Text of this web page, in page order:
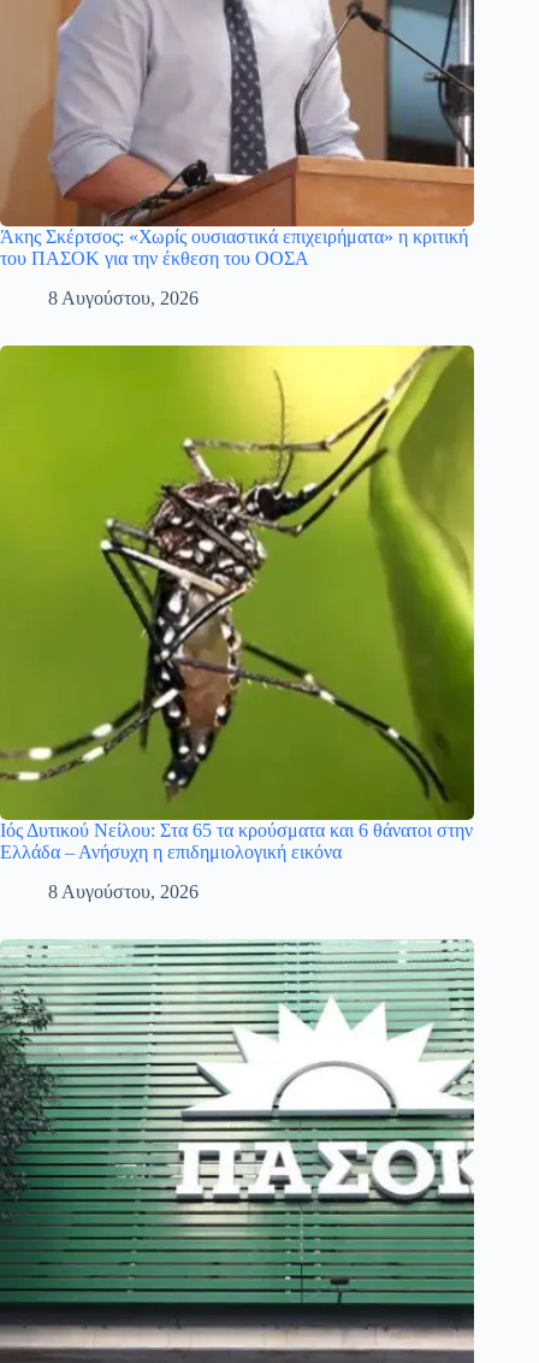
Άκης Σκέρτσος: «Χωρίς ουσιαστικά επιχειρήματα» η κριτική
του ΠΑΣΟΚ για την έκθεση του ΟΟΣΑ
8 Αυγούστου, 2026
Ιός Δυτικού Νείλου: Στα 65 τα κρούσματα και 6 θάνατοι στην
Ελλάδα – Ανήσυχη η επιδημιολογική εικόνα
8 Αυγούστου, 2026